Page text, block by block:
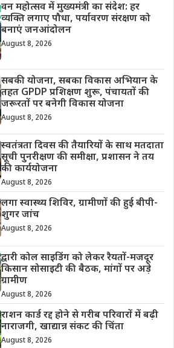
वन महोत्सव में मुख्यमंत्री का संदेश: हर
व्यक्ति लगाए पौधा, पर्यावरण संरक्षण को
बनाएं जनआंदोलन
August 8, 2026
सबकी योजना, सबका विकास अभियान के
तहत GPDP प्रशिक्षण शुरू, पंचायतों की
जरूरतों पर बनेगी विकास योजना
August 8, 2026
स्वतंत्रता दिवस की तैयारियों के साथ मतदाता
सूची पुनरीक्षण की समीक्षा, प्रशासन ने तय
की कार्ययोजना
August 8, 2026
लगा स्वास्थ्य शिविर, ग्रामीणों की हुई बीपी-
शुगर जांच
August 8, 2026
द्वारी कोल साइडिंग को लेकर रैयतों-मजदूर
किसान सोसाइटी की बैठक, मांगों पर अड़े
ग्रामीण
August 8, 2026
राशन कार्ड रद्द होने से गरीब परिवारों में बढ़ी
नाराजगी, खाद्यान्न संकट की चिंता
August 8, 2026